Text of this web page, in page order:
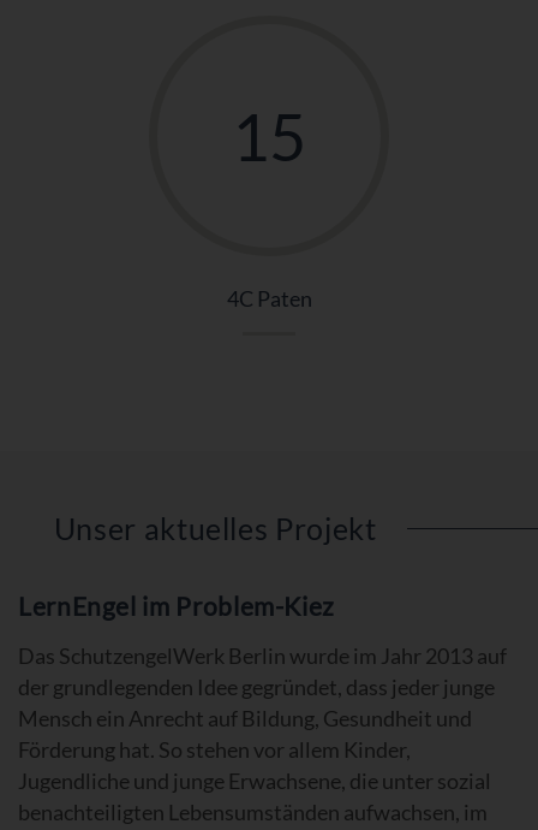
15
4C Paten
Unser aktuelles Projekt
LernEngel im Problem-Kiez
Das SchutzengelWerk Berlin wurde im Jahr 2013 auf
der grundlegenden Idee gegründet, dass jeder junge
Mensch ein Anrecht auf Bildung, Gesundheit und
Förderung hat. So stehen vor allem Kinder,
Jugendliche und junge Erwachsene, die unter sozial
benachteiligten Lebensumständen aufwachsen, im